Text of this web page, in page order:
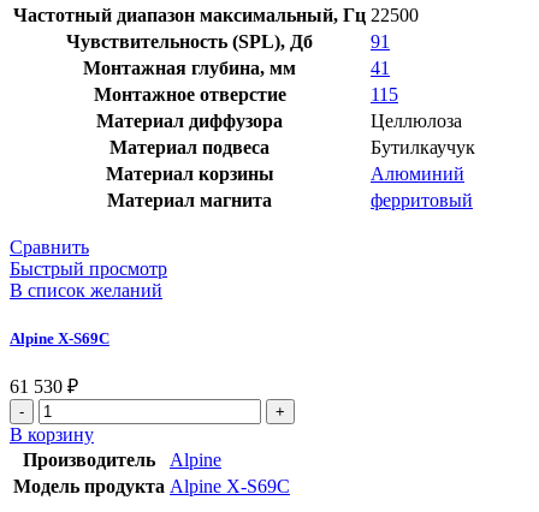
Частотный диапазон максимальный, Гц 22500
Чувствительность (SPL), Дб
91
Монтажная глубина, мм
41
Монтажное отверстие
115
Материал диффузора
Целлюлоза
Материал подвеса
Бутилкаучук
Материал корзины
Алюминий
Материал магнита
ферритовый
Сравнить
Быстрый просмотр
В список желаний
Alpine X-S69C
61 530 ₽
В корзину
Производитель
Alpine
Модель продукта Alpine X-S69C